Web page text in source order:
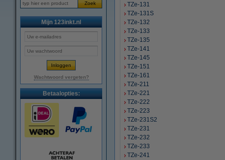
Zoek
Mijn 123inkt.nl
Wachtwoord vergeten?
Betaalopties:
TZe-131
TZe-131S
TZe-132
TZe-133
TZe-135
TZe-141
TZe-145
TZe-151
TZe-161
TZe-211
TZe-221
TZe-222
TZe-223
TZe-231S2
TZe-231
TZe-232
TZe-233
TZe-241